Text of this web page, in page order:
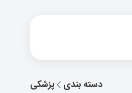
پزشکی دسته بندی